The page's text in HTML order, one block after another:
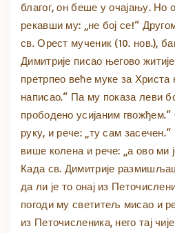
благог, он беше у очајању. Но
рекавши му: „не бој се!“
св. Орест мученик (10. нов.),
Димитрије писао његово
претрпео веће муке за Христа
написао.“ Па му показа леви
прободено усијаним
руку, и рече: „ту сам
више колена и рече: „а ово ми
Када св. Димитрије
да ли је то онај из
погоди му светитељ мисао и
из Петочисленика, него тај